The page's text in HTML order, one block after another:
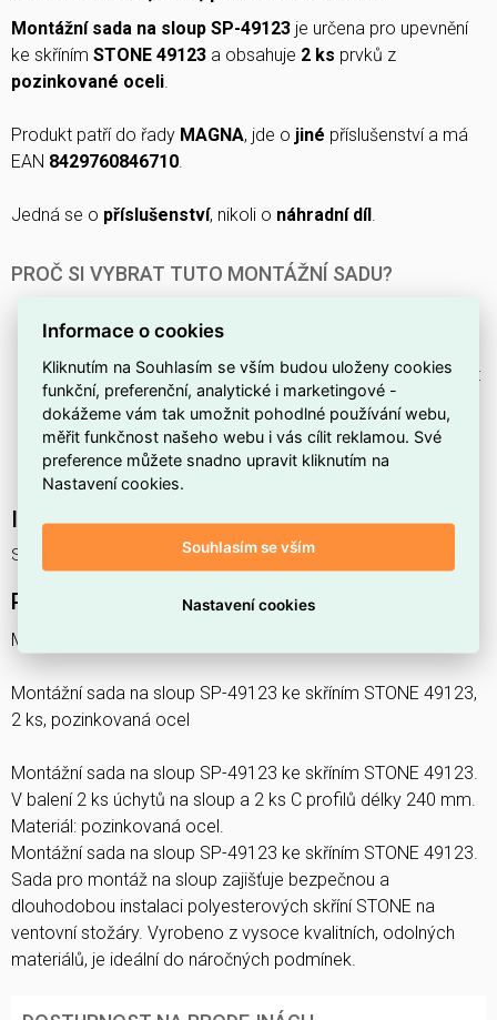
Montážní sada na sloup SP-49123 je určena pro upevnění
ke skříním STONE 49123 a obsahuje 2 ks prvků z
pozinkované oceli.
Produkt patří do řady MAGNA, jde o jiné příslušenství a má
EAN 8429760846710.
Jedná se o příslušenství, nikoli o náhradní díl .
PROČ SI VYBRAT TUTO MONTÁŽNÍ SADU?
V balení jsou dodány2 ks
Vyrobená zpozinkované ocelipro zvýšenou odolnost
proti korozi.
Patří do produktové řadyMAGNA.
Je zařazena jako příslušenství typujiné.
Interní název produktu
SP-49123 Montážní sada na sloup 2 KS
Podrobný popis produktu
MAGNA
Montážní sada na sloup SP-49123 ke skříním STONE 49123,
2 ks, pozinkovaná ocel
Montážní sada na sloup SP-49123 ke skříním STONE 49123.
V balení 2 ks úchytů na sloup a 2 ks C profilů délky 240 mm.
Materiál: pozinkovaná ocel.
Montážní sada na sloup SP-49123 ke skříním STONE 49123.
Sada pro montáž na sloup zajišťuje bezpečnou a
dlouhodobou instalaci polyesterových skříní STONE na
ventovní stožáry. Vyrobeno z vysoce kvalitních, odolných
materiálů, je ideální do náročných podmínek.
Informace o cookies
Kliknutím na Souhlasím se vším budou uloženy cookies
funkční, preferenční, analytické i marketingové -
dokážeme vám tak umožnit pohodlné používání webu,
měřit funkčnost našeho webu i vás cílit reklamou. Své
preference můžete snadno upravit kliknutím na
Nastavení cookies.
Souhlasím se vším
Nastavení cookies